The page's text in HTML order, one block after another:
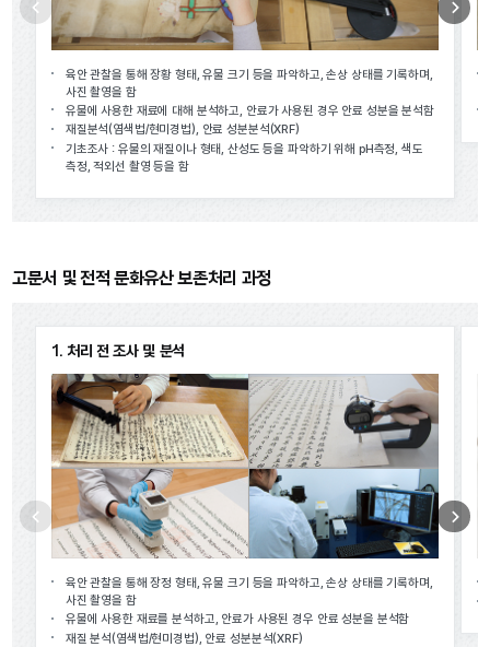
육안 관찰을 통해 장황 형태, 유물 크기 등을 파악하고, 손상 상태를 기록하며,
사진 촬영을 함
유물에 사용한 재료에 대해 분석하고, 안료가 사용된 경우 안료 성분을 분석함
재질분석(염색법/현미경법), 안료 성분분석(XRF)
기초조사 : 유물의 재질이나 형태, 산성도 등을 파악하기 위해 pH측정, 색도
측정, 적외선 촬영 등을 함
이전 다음
고문서 및 전적 문화유산 보존처리 과정
1. 처리 전 조사 및 분석
육안 관찰을 통해 장정 형태, 유물 크기 등을 파악하고, 손상 상태를 기록하며,
사진 촬영을 함
유물에 사용한 재료를 분석하고, 안료가 사용된 경우 안료 성분을 분석함
재질 분석(염색법/현미경법), 안료 성분분석(XRF)
이전 다음